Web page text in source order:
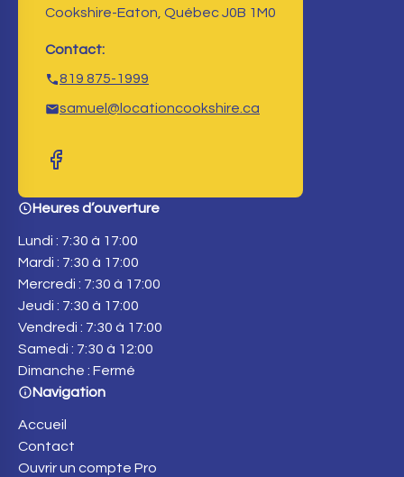
Cookshire-Eaton, Québec J0B 1M0
Contact:
819 875-1999
samuel@locationcookshire.ca
Heures d’ouverture
Lundi : 7:30 à 17:00
Mardi : 7:30 à 17:00
Mercredi : 7:30 à 17:00
Jeudi : 7:30 à 17:00
Vendredi : 7:30 à 17:00
Samedi : 7:30 à 12:00
Dimanche : Fermé
Navigation
Accueil
Contact
Ouvrir un compte Pro